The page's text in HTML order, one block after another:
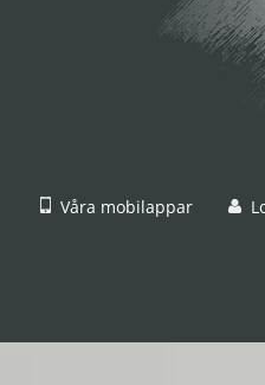
Våra mobilappar